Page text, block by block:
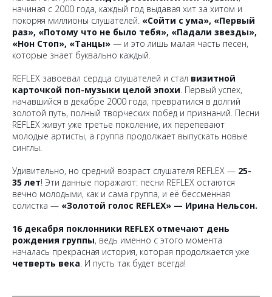
начиная с 2000 года, каждый год выдавая хит за хитом и
покоряя миллионы слушателей. «Сойти с ума», «Первый
раз», «Потому что не было тебя», «Падали звезды»,
«Нон Стоп», «Танцы» — и это лишь малая часть песен,
которые знает буквально каждый.
REFLEX завоевал сердца слушателей и стал визитной
карточкой поп-музыки целой эпохи. Первый успех,
начавшийся в декабре 2000 года, превратился в долгий
золотой путь, полный творческих побед и признаний. Песни
REFLEX живут уже третье поколение, их перепевают
молодые артисты, а группа продолжает выпускать новые
синглы.
Удивительно, но средний возраст слушателя REFLEX — 25-
35 лет! Эти данные поражают: песни REFLEX остаются
вечно молодыми, как и сама группа, и её бессменная
солистка — «Золотой голос REFLEX» — Ирина Нельсон.
16 декабря поклонники REFLEX отмечают день
рождения группы, ведь именно с этого момента
началась прекрасная история, которая продолжается уже
четверть века. И пусть так будет всегда!